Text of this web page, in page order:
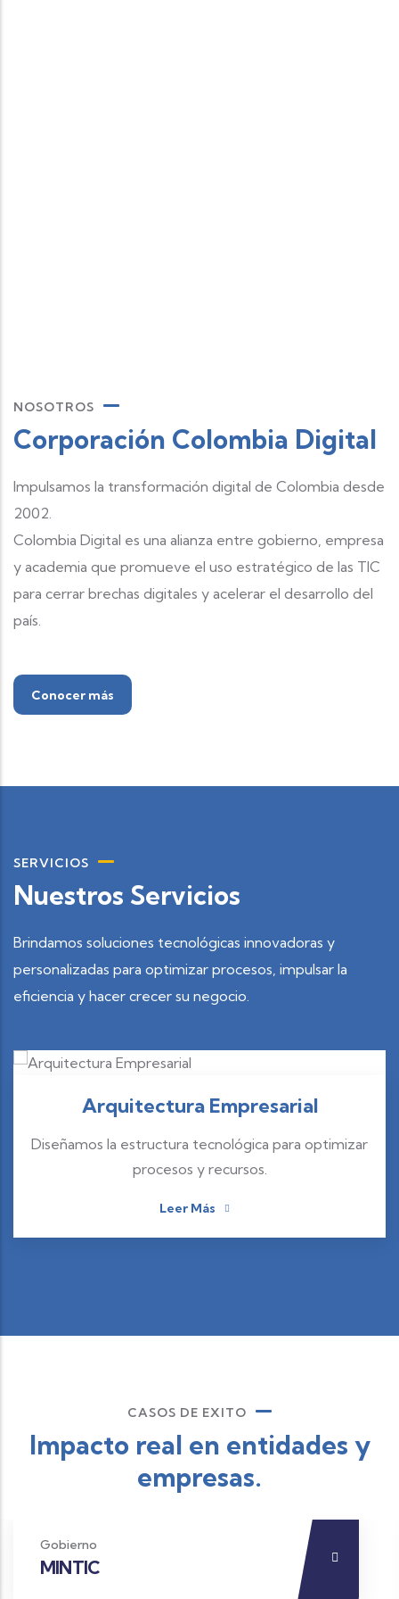
NOSOTROS
Corporación Colombia Digital
Impulsamos la transformación digital de Colombia desde
2002.
Colombia Digital es una alianza entre gobierno, empresa
y academia que promueve el uso estratégico de las TIC
para cerrar brechas digitales y acelerar el desarrollo del
país.
Conocer más
SERVICIOS
Nuestros Servicios
Brindamos soluciones tecnológicas innovadoras y
personalizadas para optimizar procesos, impulsar la
eficiencia y hacer crecer su negocio.
Arquitectura Empresarial
Diseñamos la estructura tecnológica para optimizar
procesos y recursos.
Leer Más
CASOS DE EXITO
Impacto real en entidades y
empresas.
Gobierno
MINTIC